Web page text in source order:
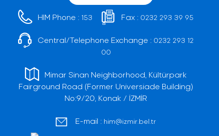
HIM Phone : 153 Fax : 0232 293 39 95
Central/Telephone Exchange : 0232 293 12
00
Mimar Sinan Neighborhood, Kültürpark
Fairground Road (Former Universiade Building)
No:9/20, Konak / İZMİR
E-mail : him@izmir.bel.tr